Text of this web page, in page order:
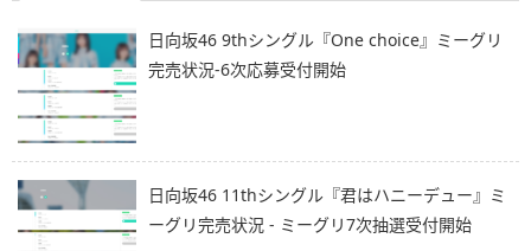
日向坂46 9thシングル『One choice』ミーグリ
完売状況-6次応募受付開始
日向坂46 11thシングル『君はハニーデュー』ミ
ーグリ完売状況 - ミーグリ7次抽選受付開始